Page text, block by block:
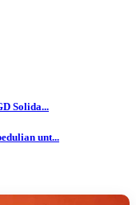
Solida...
unt...